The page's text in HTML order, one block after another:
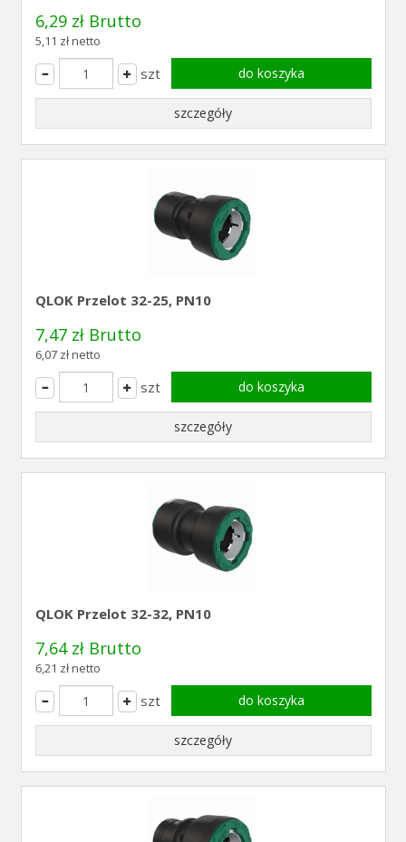
6,29 zł Brutto
5,11 zł netto
szt do koszyka
szczegóły
QLOK Przelot 32-25, PN10
7,47 zł Brutto
6,07 zł netto
szt do koszyka
szczegóły
QLOK Przelot 32-32, PN10
7,64 zł Brutto
6,21 zł netto
szt do koszyka
szczegóły